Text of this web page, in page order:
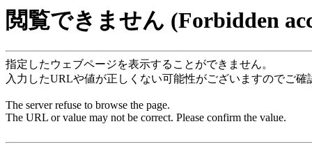
閲覧できません (Forbidden
指定したウェブページを表示することができません。
入力したURLや値が正しくない可能性がございますのでご確
The server refuse to browse the page.
The URL or value may not be correct. Please confirm the value.